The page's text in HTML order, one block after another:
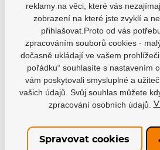
Výrobce
Varianty
EAN: 883309455678
Skladem 1
reklamy na věci, které vás
zobrazení na které jste zvyklí a
přihlašovat.Proto od vás
zpracováním souborů cookies -
dočasně ukládají ve vašem
pořádku“ souhlasíte s nastavením
vám poskytovali smysluplné a
vašich údajů. Svůj souhlas můžete
zpracování osobních údajů.
Spravovat cookies